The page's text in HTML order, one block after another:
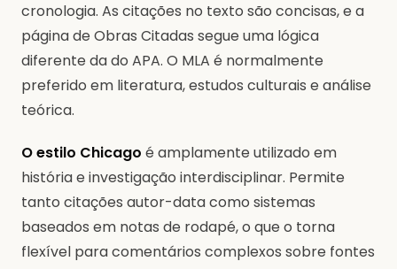
cronologia. As citações no texto são concisas, e a
página de Obras Citadas segue uma lógica
diferente da do APA. O MLA é normalmente
preferido em literatura, estudos culturais e análise
teórica.
O estilo Chicago é amplamente utilizado em
história e investigação interdisciplinar. Permite
tanto citações autor-data como sistemas
baseados em notas de rodapé, o que o torna
flexível para comentários complexos sobre fontes